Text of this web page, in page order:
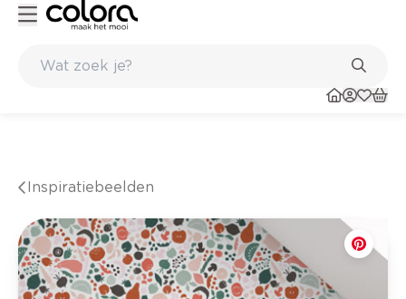
Inspiratiebeelden